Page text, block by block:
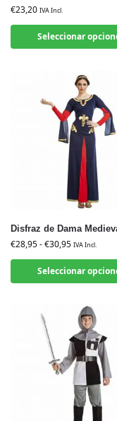
€23,20 IVA Incl.
Seleccionar
Disfraz de Dama
€28,95-€30,95 IVA Incl.
Seleccionar